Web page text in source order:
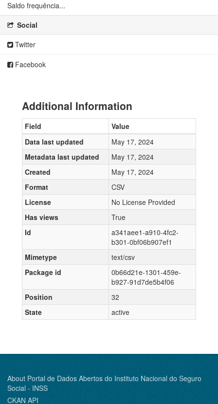
Saldo frequência...
Social
Twitter
Facebook
Additional Information
Field
Value
Data last updated
May 17, 2024
Metadata last updated
May 17, 2024
Created
May 17, 2024
Format
CSV
License
No License Provided
Has views
True
Id
a341aee1-a910-4fc2-
b301-0bf06b907ef1
Mimetype
text/csv
Package id
0b66d21e-1301-459e-
b927-91d7de5b4f06
Position
32
State
active
About Portal de Dados Abertos do Instituto Nacional do Seguro
Social - INSS
CKAN API